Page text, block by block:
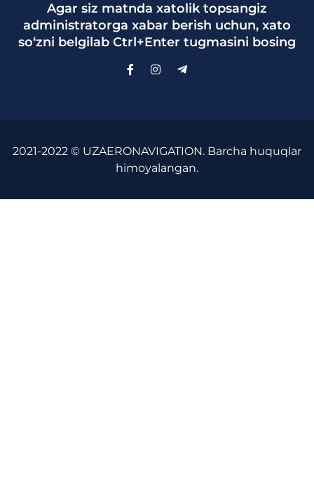
Agar siz matnda xatolik topsangiz
administratorga xabar berish uchun, xato
so‘zni belgilab Ctrl+Enter tugmasini bosing
2021-2022 © UZAERONAVIGATION. Barcha huquqlar
himoyalangan.